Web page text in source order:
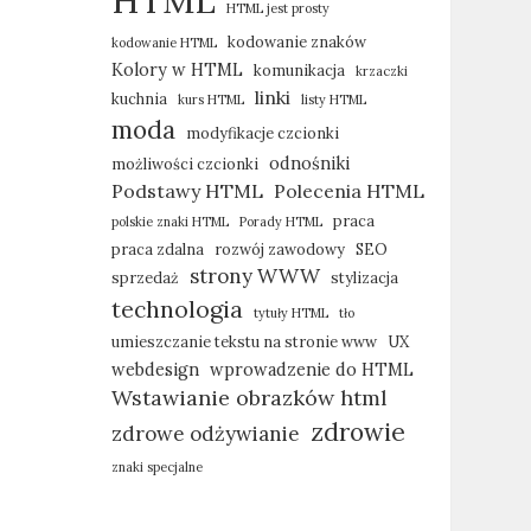
HTML jest prosty
kodowanie HTML kodowanie znaków
Kolory w HTML komunikacja krzaczki
kuchnia kurs HTML linki listy HTML
moda
modyfikacje czcionki
możliwości czcionki
odnośniki
Podstawy HTML Polecenia HTML
polskie znaki HTML Porady HTML
praca
praca zdalna
rozwój zawodowy SEO
sprzedaż
strony WWW stylizacja
technologia tytuły HTML tło
umieszczanie tekstu na stronie www UX
webdesign wprowadzenie do HTML
Wstawianie obrazków html
zdrowe odżywianie zdrowie
znaki specjalne